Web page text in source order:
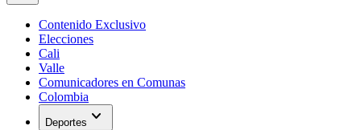
Contenido Exclusivo
Elecciones
Cali
Valle
Comunicadores en Comunas
Colombia
Deportes expand_more